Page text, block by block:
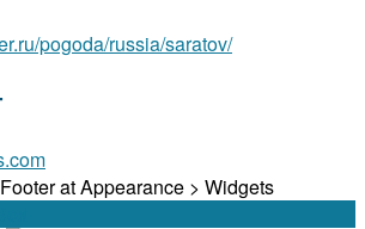
pogoda/russia/saratov/
at Appearance > Widgets